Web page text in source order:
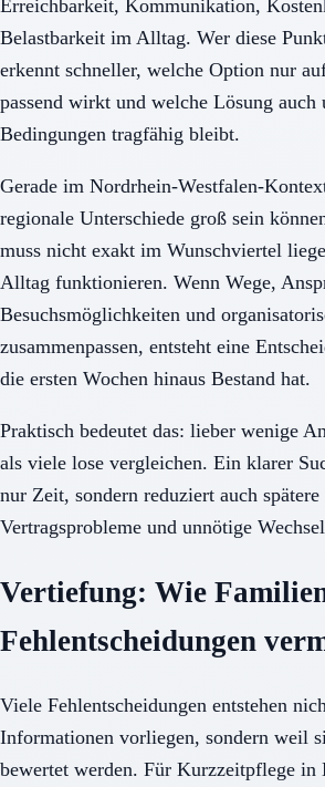
Erreichbarkeit, Kommunikation,
Belastbarkeit im Alltag. Wer diese
erkennt schneller, welche Option nur
passend wirkt und welche Lösung auch
Bedingungen tragfähig bleibt.
Gerade im Nordrhein-Westfalen-
regionale Unterschiede groß sein
muss nicht exakt im Wunschviertel
Alltag funktionieren. Wenn Wege,
Besuchsmöglichkeiten und
zusammenpassen, entsteht eine
die ersten Wochen hinaus Bestand hat.
Praktisch bedeutet das: lieber wenige
als viele lose vergleichen. Ein klarer
nur Zeit, sondern reduziert auch
Vertragsprobleme und unnötige
Vertiefung: Wie
Fehlentscheidungen
Viele Fehlentscheidungen entstehen
Informationen vorliegen, sondern weil
bewertet werden. Für Kurzzeitpflege in